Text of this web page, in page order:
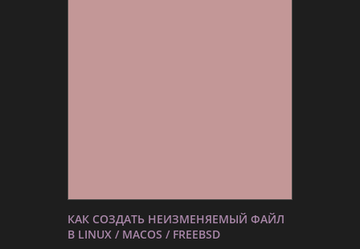
КАК СОЗДАТЬ НЕИЗМЕНЯЕМЫЙ ФАЙЛ
В LINUX / MACOS / FREEBSD